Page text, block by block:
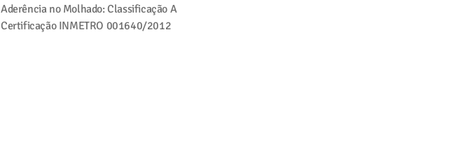
Aderência no Molhado: Classificação A
Certificação INMETRO 001640/2012